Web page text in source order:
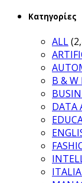
Κατηγορίες
ALL
B & W
DATA